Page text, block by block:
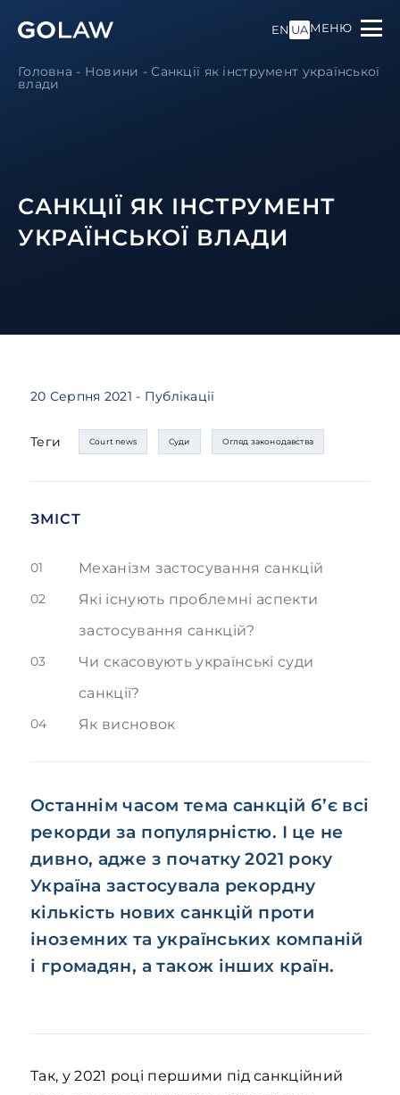
EN UAМЕНЮ
Головна - Новини - Санкції як інструмент української
влади
САНКЦІЇ ЯК ІНСТРУМЕНТ
УКРАЇНСЬКОЇ ВЛАДИ
20 Серпня 2021 - Публікації
Теги Court news Суди Огляд законодавства
ЗМІСТ
01 Механізм застосування санкцій
02
Які існують проблемні аспекти
застосування санкцій?
03
Чи скасовують українські суди
санкції?
04 Як висновок
Останнім часом тема санкцій б’є всі
рекорди за популярністю. І це не
дивно, адже з початку 2021 року
Україна застосувала рекордну
кількість нових санкцій проти
іноземних та українських компаній
і громадян, а також інших країн.
Так, у 2021 році першими під санкційний